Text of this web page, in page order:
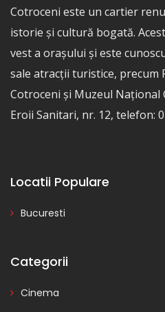
Cotroceni este un cartier
istorie și cultură bogată.
vest a orașului și este
sale atracții turistice, precum
Cotroceni și Muzeul Național
Eroii Sanitari, nr. 12, telefon:
Locatii Populare
Bucuresti
Categorii
Cinema